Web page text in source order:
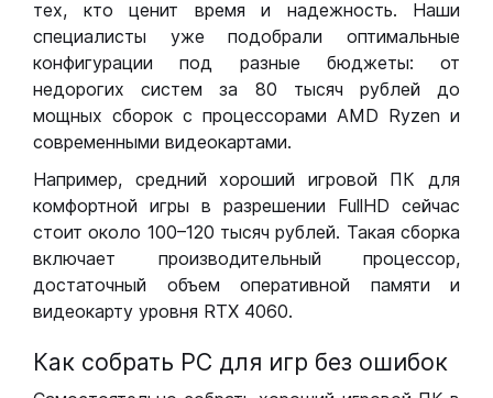
тех, кто ценит время и надежность. Наши
специалисты уже подобрали оптимальные
конфигурации под разные бюджеты: от
недорогих систем за 80 тысяч рублей до
мощных сборок с процессорами AMD Ryzen и
современными видеокартами.
Например, средний хороший игровой ПК для
комфортной игры в разрешении FullHD сейчас
стоит около 100–120 тысяч рублей. Такая сборка
включает производительный процессор,
достаточный объем оперативной памяти и
видеокарту уровня RTX 4060.
Как собрать РС для игр без ошибок